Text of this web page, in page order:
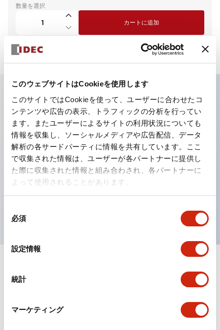
このウェブサイトはCookieを使用します
このサイトではCookieを使って、ユーザーに合わせたコ
ンテンツや広告の表示、トラフィックの分析を行ってい
ます。またユーザーによるサイトの利用状況についても
情報を収集し、ソーシャルメディアや広告配信、データ
解析の各サードパーティに情報を共有しています。ここ
で収集された情報は、ユーザーが各パートナーに提供し
た際に収集された情報と組み合わされ、各パートナーに
よって使用されることがあります。
必須
設定情報
統計
マーケティング
数量を選択
カートに追加
主な特長
工作機械や産業機械を上下左右に頻繁に方向転換させると
きに、迅速・確実かつ自由自在にコントロールすることが
できます。
各方向のレバー動作は用途に合わせて組み合わせ自由
操作レバーをセンタ位置でロックできるインタロック付
ドキュメントとファイル
カタログ CAD